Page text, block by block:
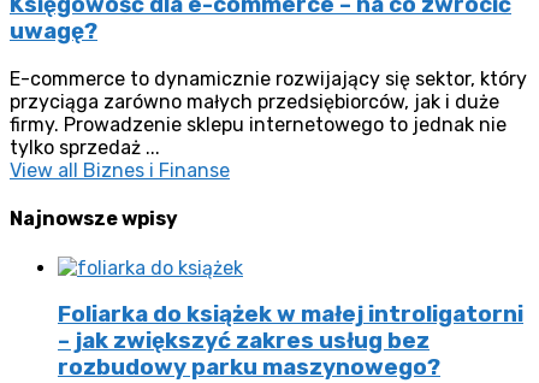
uwagę?
E-commerce to dynamicznie rozwijający się sektor, który
przyciąga zarówno małych przedsiębiorców, jak i duże
firmy. Prowadzenie sklepu internetowego to jednak nie
tylko sprzedaż ...
View all Biznes i Finanse
Najnowszewpisy
Foliarka do książek w małej introligatorni
– jak zwiększyć zakres usług bez
rozbudowy parku maszynowego?